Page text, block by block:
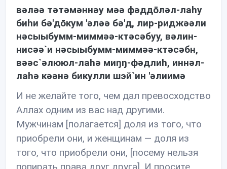
вəлəə тəтəмəннəу мəə фəддōлəл-лаhу
биhи бə'дōкум 'əлəə бə'д, лир-риджəəли
нəсыыбумм-миммəə-ктəсəбуу, вəлин-
нисəə`и нəсыыбумм-миммəə-ктəсəбн,
вəəс`əлююл-лаhə миŋŋ-фəдлиh, иннəл-
лаhə кəəнə бикулли шэй`ин 'əлиимə
И не желайте того, чем дал превосходство
Аллах одним из вас над другими.
Мужчинам [полагается] доля из того, что
приобрели они, и женщинам — доля из
того, что приобрели они, [посему нельзя